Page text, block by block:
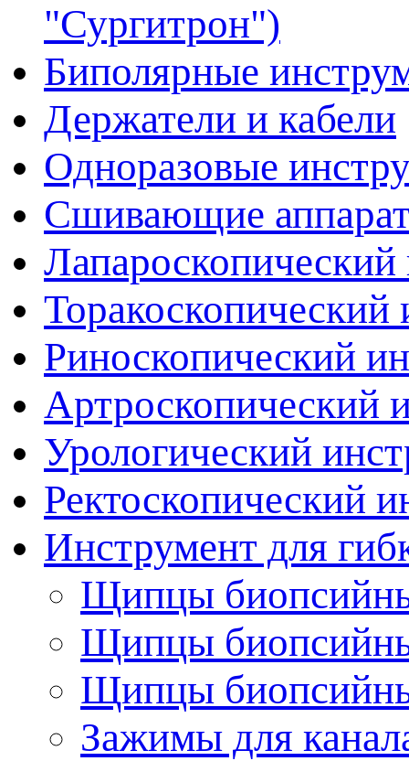
"Сургитрон")
Биполярные
Держатели и кабели
Одноразовые
Сшивающие
Лапароскопический
Торакоскопический
Риноскопический
Артроскопический
Урологический
Ректоскопический
Инструмент для
Щипцы
Щипцы
Щипцы
Зажимы для